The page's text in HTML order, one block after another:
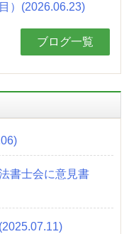
）(2026.06.23)
ブログ一覧
書士会に意見書